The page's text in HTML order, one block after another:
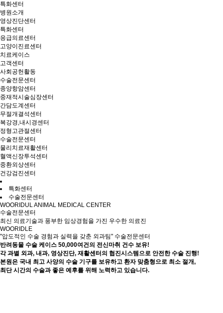
특화센터
병원소개
영상진단센터
특화센터
응급의료센터
고양이진료센터
치료케이스
고객센터
사회공헌활동
수술전문센터
종양항암센터
중재적시술심장센터
간담도계센터
무절개결석센터
복강경,내시경센터
정형고관절센터
수술전문센터
물리치료재활센터
혈액신장투석센터
중환외상센터
건강검진센터
특화센터
수술전문센터
WOORIDUL ANIMAL MEDICAL CENTER
수술전문센터
최신 의료기술과 풍부한 임상경험을 가진 우수한 의료진
WOORIDLE
"압도적인 수술 경험과 실력을 갖춘 외과팀" 수술전문센터
반려동물 수술 케이스 50,000여건의 전신마취 건수 보유!
각 과별 외과, 내과, 영상진단, 재활센터의 협진시스템으로 안전한 수술 진행!
본원은 국내 최고 사양의 수술 기구를 보유하고 환자 맞춤형으로 최소 절개,
최단 시간의 수술과 좋은 예후를 위해 노력하고 있습니다.